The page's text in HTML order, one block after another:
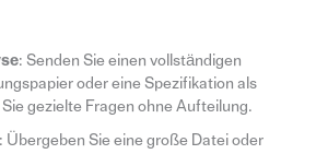
: Senden Sie einen vollständigen
oder eine Spezifikation als
gezielte Fragen ohne Aufteilung.
Übergeben Sie eine große Datei oder